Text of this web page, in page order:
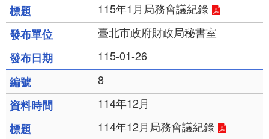
115年1月局務會議紀錄
臺北市政府財政局秘書室
115-01-26
8
114年12月
114年12月局務會議紀錄